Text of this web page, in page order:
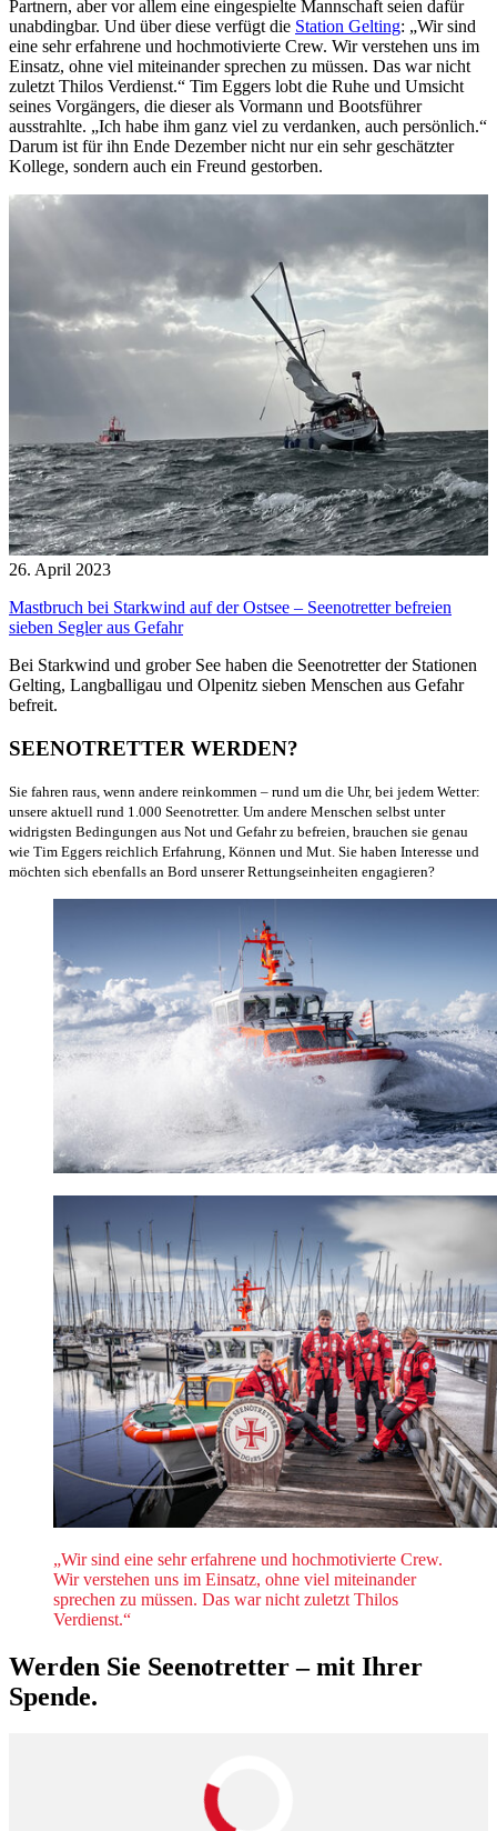
Partnern, aber vor allem eine eingespielte Mannschaft seien dafür
unabdingbar. Und über diese verfügt die Station Gelting: „Wir sind
eine sehr erfahrene und hochmotivierte Crew. Wir verstehen uns im
Einsatz, ohne viel miteinander sprechen zu müssen. Das war nicht
zuletzt Thilos Verdienst.“ Tim Eggers lobt die Ruhe und Umsicht
seines Vorgängers, die dieser als Vormann und Bootsführer
ausstrahlte. „Ich habe ihm ganz viel zu verdanken, auch persönlich.“
Darum ist für ihn Ende Dezember nicht nur ein sehr geschätzter
Kollege, sondern auch ein Freund gestorben.
26. April 2023
Mastbruch bei Starkwind auf der Ostsee – Seenotretter befreien
sieben Segler aus Gefahr
Bei Starkwind und grober See haben die Seenotretter der Stationen
Gelting, Langballigau und Olpenitz sieben Menschen aus Gefahr
befreit.
SEENOTRETTER WERDEN?
Sie fahren raus, wenn andere reinkommen – rund um die Uhr, bei jedem Wetter:
unsere aktuell rund 1.000 Seenotretter. Um andere Menschen selbst unter
widrigsten Bedingungen aus Not und Gefahr zu befreien, brauchen sie genau
wie Tim Eggers reichlich Erfahrung, Können und Mut. Sie haben Interesse und
möchten sich ebenfalls an Bord unserer Rettungs­einheiten engagieren?
„Wir sind eine sehr erfahrene und hochmotivierte Crew.
Wir verstehen uns im Einsatz, ohne viel miteinander
sprechen zu müssen. Das war nicht zuletzt Thilos
Verdienst.“
Werden Sie Seenotretter – mit Ihrer
Spende.